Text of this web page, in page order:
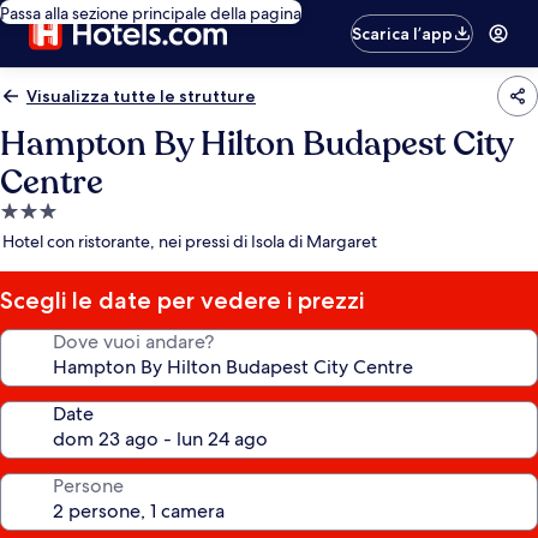
Passa alla sezione principale della pagina
Scarica l’app
Visualizza tutte le strutture
Hampton By Hilton Budapest City
Centre
Struttura
a
stelle
Hotel con ristorante, nei pressi di Isola di Margaret
Scegli le date per vedere i prezzi
Dove vuoi andare?
Date
Persone